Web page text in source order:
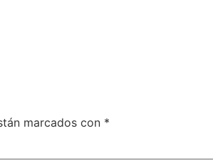
marcados con *